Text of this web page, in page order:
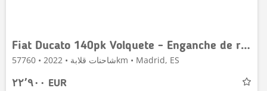
Fiat Ducato 140pk Volquete - Enganche de remolque - Air
شاحنات قلابة • 2022 • 57760km • Madrid, ES
٢٢٬٩٠٠ EUR